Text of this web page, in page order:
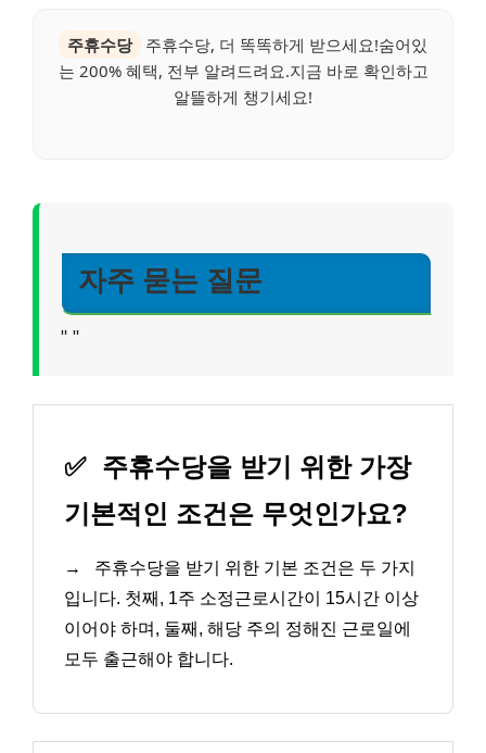
주휴수당
주휴수당, 더 똑똑하게 받으세요!숨어있
는 200% 혜택, 전부 알려드려요.지금 바로 확인하고
알뜰하게 챙기세요!
자주 묻는 질문
" "
✅ 주휴수당을 받기 위한 가장
기본적인 조건은 무엇인가요?
→
주휴수당을 받기 위한 기본 조건은 두 가지
입니다. 첫째, 1주 소정근로시간이 15시간 이상
이어야 하며, 둘째, 해당 주의 정해진 근로일에
모두 출근해야 합니다.